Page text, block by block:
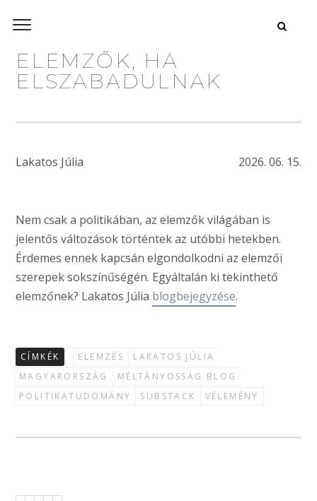
ELEMZŐK, HA
ELSZABADULNAK
Lakatos Júlia 2026. 06. 15.
Nem csak a politikában, az elemzők világában is
jelentős változások történtek az utóbbi hetekben.
Érdemes ennek kapcsán elgondolkodni az elemzői
szerepek sokszínűségén. Egyáltalán ki tekinthető
elemzőnek? Lakatos Júlia blogbejegyzése.
CÍMKÉK ELEMZÉS
LAKATOS JÚLIA
MAGYARORSZÁG
MÉLTÁNYOSSÁG BLOG
POLITIKATUDOMÁNY
SUBSTACK VÉLEMÉNY